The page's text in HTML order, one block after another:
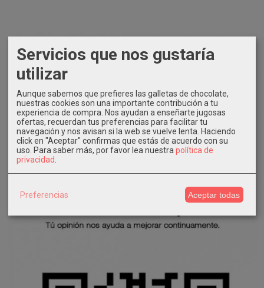
Servicios que nos gustaría
utilizar
Aunque sabemos que prefieres las galletas de chocolate,
nuestras cookies son una importante contribución a tu
experiencia de compra. Nos ayudan a enseñarte jugosas
ofertas, recuerdan tus preferencias para facilitar tu
navegación y nos avisan si la web se vuelve lenta. Haciendo
click en "Aceptar" confirmas que estás de acuerdo con su
uso. Para saber más, por favor lea nuestra política de
privacidad
Preferencias Aceptar todas